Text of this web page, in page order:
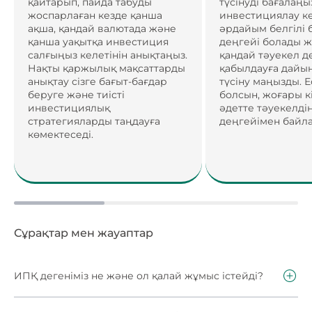
жоспарлаған кезде қанша
ақша, қандай валютада және
қанша уақытқа инвестиция
салғыңыз келетінін анықтаңыз.
Нақты қаржылық мақсаттарды
анықтау сізге бағыт-бағдар
беруге және тиісті
инвестициялық
стратегияларды таңдауға
көмектеседі.
инвестициялау
әрдайым белгілі
деңгейі болады
қандай тәуекел
қабылдауға дайын
түсіну маңызды.
болсын, жоғары
әдетте
деңгейімен
Сұрақтар мен жауаптар
ИПҚ дегеніміз не және ол қалай жұмыс істейді?